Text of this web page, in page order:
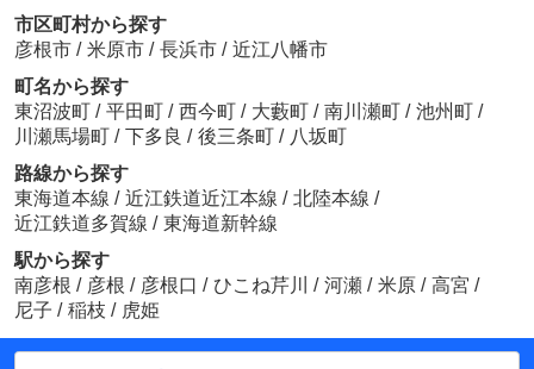
市区町村から探す
彦根市 / 米原市 / 長浜市 / 近江八幡市
町名から探す
東沼波町 / 平田町 / 西今町 / 大藪町 / 南川瀬町 / 池州町 /
川瀬馬場町 / 下多良 / 後三条町 / 八坂町
路線から探す
東海道本線 / 近江鉄道近江本線 / 北陸本線 /
近江鉄道多賀線 / 東海道新幹線
駅から探す
南彦根 / 彦根 / 彦根口 / ひこね芹川 / 河瀬 / 米原 / 高宮 /
尼子 / 稲枝 / 虎姫